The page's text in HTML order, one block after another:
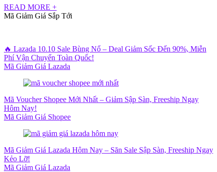
READ MORE +
Mã Giảm Giá Sắp Tới
🔥 Lazada 10.10 Sale Bùng Nổ – Deal Giảm Sốc Đến 90%, Miễn
Phí Vận Chuyển Toàn Quốc!
Mã Giảm Giá Lazada
Mã Voucher Shopee Mới Nhất – Giảm Sập Sàn, Freeship Ngay
Hôm Nay!
Mã Giảm Giá Shopee
Mã Giảm Giá Lazada Hôm Nay – Săn Sale Sập Sàn, Freeship Ngay
Kẻo Lỡ!
Mã Giảm Giá Lazada